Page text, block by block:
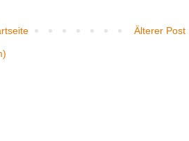
Älterer Post